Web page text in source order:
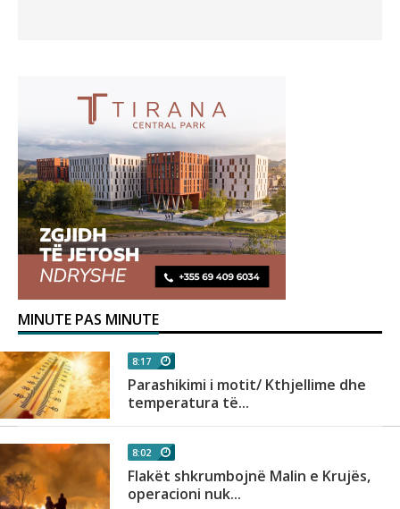
MINUTE PAS MINUTE
8:17
Parashikimi i motit/ Kthjellime dhe
temperatura të...
8:02
Flakët shkrumbojnë Malin e Krujës,
operacioni nuk...